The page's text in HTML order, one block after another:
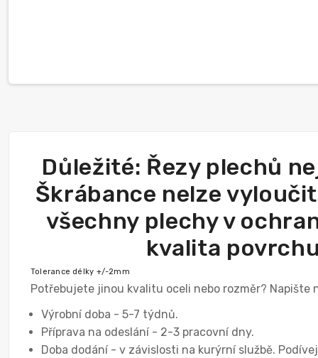
Důležité: Řezy plechů
Škrábance nelze
všechny plechy v
kvalita
Tolerance délky +/-2mm
Potřebujete jinou kvalitu oceli nebo rozměr? Napište
Výrobní doba - 5-7 týdnů.
Příprava na odeslání - 2-3 pracovní dny.
Doba dodání - v závislosti na kurýrní službě.